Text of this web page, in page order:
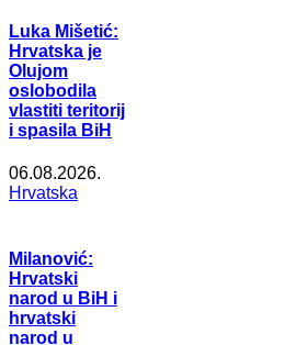
Luka Mišetić:
Hrvatska je
Olujom
oslobodila
vlastiti teritorij
i spasila BiH
06.08.2026.
Hrvatska
Milanović:
Hrvatski
narod u BiH i
hrvatski
narod u